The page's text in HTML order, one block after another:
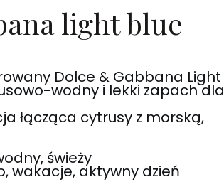
light blue
Dolce & Gabbana Light
wodny i lekki zapach dla
łącząca cytrusy z morską,
świeży
wakacje, aktywny dzień